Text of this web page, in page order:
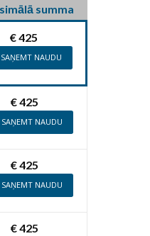
summa
€ 425
NAUDU
€ 425
NAUDU
€ 425
NAUDU
€ 425